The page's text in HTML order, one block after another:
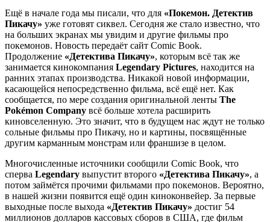
Ещё в начале года мы писали, что для «Покемон. Детектив
Пикачу» уже готовят сиквел. Сегодня же стало известно, что
на больших экранах мы увидим и другие фильмы про
покемонов. Новость передаёт сайт Comic Book.
Продолжение «Детектива Пикачу», которым всё так же
занимается кинокомпания Legendary Pictures, находится на
ранних этапах производства. Никакой новой информации,
касающейся непосредственно фильма, всё ещё нет. Как
сообщается, по мере создания оригинальной ленты The
Pokémon Company всё больше хотела расширить
киновселенную. Это значит, что в будущем нас ждут не только
сольные фильмы про Пикачу, но и картины, посвящённые
другим карманным монстрам или франшизе в целом.
Многочисленные источники сообщили Comic Book, что
сперва Legendary выпустит второго «Детектива Пикачу», а
потом займётся прочими фильмами про покемонов. Вероятно,
в нашей жизни появится ещё один киноконвейер. За первые
выходные после выхода «Детектив Пикачу» достиг 54
миллионов долларов кассовых сборов в США, где фильм